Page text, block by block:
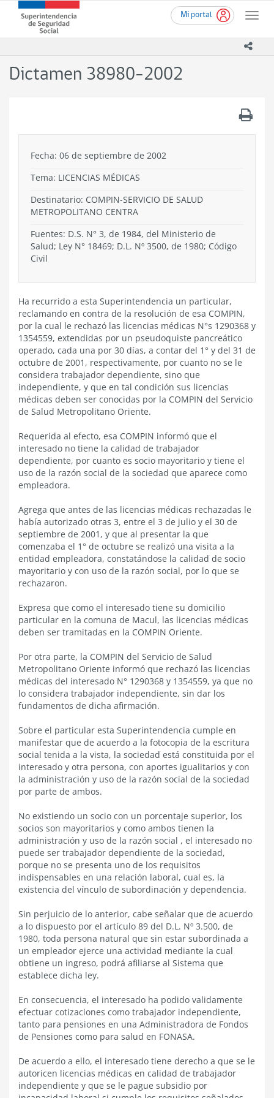
contenido
Mi portal
Toggle
Superintendencia
de
-
Dictamen 38980-2002
Fecha: 06 de septiembre de 2002
Tema: LICENCIAS MÉDICAS
Destinatario: COMPIN-SERVICIO DE SALUD
METROPOLITANO CENTRA
Fuentes: D.S. N° 3, de 1984, del Ministerio de
Salud; Ley N° 18469; D.L. Nº 3500, de 1980; Código
Civil
Ha recurrido a esta Superintendencia un particular,
reclamando en contra de la resolución de esa COMPIN,
por la cual le rechazó las licencias médicas N°s 1290368 y
1354559, extendidas por un pseudoquiste pancreático
operado, cada una por 30 días, a contar del 1° y del 31 de
octubre de 2001, respectivamente, por cuanto no se le
considera trabajador dependiente, sino que
independiente, y que en tal condición sus licencias
médicas deben ser conocidas por la COMPIN del Servicio
de Salud Metropolitano Oriente.
Requerida al efecto, esa COMPIN informó que el
interesado no tiene la calidad de trabajador
dependiente, por cuanto es socio mayoritario y tiene el
uso de la razón social de la sociedad que aparece como
empleadora.
Agrega que antes de las licencias médicas rechazadas le
había autorizado otras 3, entre el 3 de julio y el 30 de
septiembre de 2001, y que al presentar la que
comenzaba el 1° de octubre se realizó una visita a la
entidad empleadora, constatándose la calidad de socio
mayoritario y con uso de la razón social, por lo que se
rechazaron.
Expresa que como el interesado tiene su domicilio
particular en la comuna de Macul, las licencias médicas
deben ser tramitadas en la COMPIN Oriente.
Por otra parte, la COMPIN del Servicio de Salud
Metropolitano Oriente informó que rechazó las licencias
médicas del interesado N° 1290368 y 1354559, ya que no
lo considera trabajador independiente, sin dar los
fundamentos de dicha afirmación.
Sobre el particular esta Superintendencia cumple en
manifestar que de acuerdo a la fotocopia de la escritura
social tenida a la vista, la sociedad está constituida por el
interesado y otra persona, con aportes igualitarios y con
la administración y uso de la razón social de la sociedad
por parte de ambos.
No existiendo un socio con un porcentaje superior, los
socios son mayoritarios y como ambos tienen la
administración y uso de la razón social , el interesado no
puede ser trabajador dependiente de la sociedad,
porque no se presenta uno de los requisitos
indispensables en una relación laboral, cual es, la
existencia del vínculo de subordinación y dependencia.
Sin perjuicio de lo anterior, cabe señalar que de acuerdo
a lo dispuesto por el artículo 89 del D.L. Nº 3.500, de
1980, toda persona natural que sin estar subordinada a
un empleador ejerce una actividad mediante la cual
obtiene un ingreso, podrá afiliarse al Sistema que
establece dicha ley.
En consecuencia, el interesado ha podido validamente
efectuar cotizaciones como trabajador independiente,
tanto para pensiones en una Administradora de Fondos
de Pensiones como para salud en FONASA.
De acuerdo a ello, el interesado tiene derecho a que se le
autoricen licencias médicas en calidad de trabajador
independiente y que se le pague subsidio por